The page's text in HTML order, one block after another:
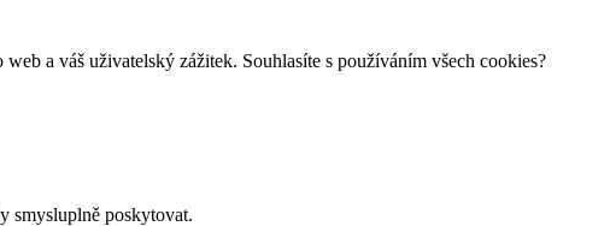
a váš uživatelský zážitek. Souhlasíte s používáním všech cookies?
smysluplně poskytovat.